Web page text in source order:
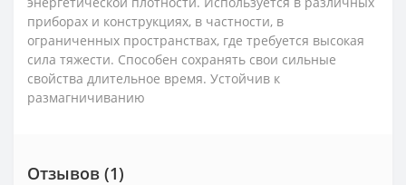
приборах и конструкциях, в частности, в
ограниченных пространствах, где требуется высокая
сила тяжести. Способен сохранять свои сильные
свойства длительное время. Устойчив к
размагничиванию
Отзывов (1)